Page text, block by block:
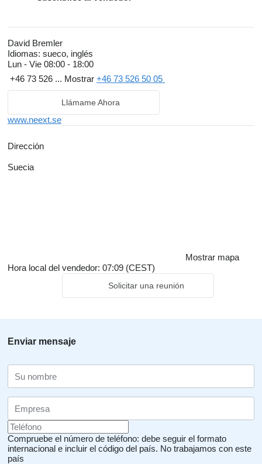
David Bremler
Idiomas: sueco, inglés
Lun - Vie 08:00 - 18:00
+46 73 526 ... Mostrar +46 73 526 50 05
Llámame Ahora
www.neext.se
Dirección
Suecia
Mostrar mapa
Hora local del vendedor: 07:09 (CEST)
Solicitar una reunión
Enviar mensaje
Compruebe el número de teléfono: debe seguir el formato
internacional e incluir el código del país. No trabajamos con este
país